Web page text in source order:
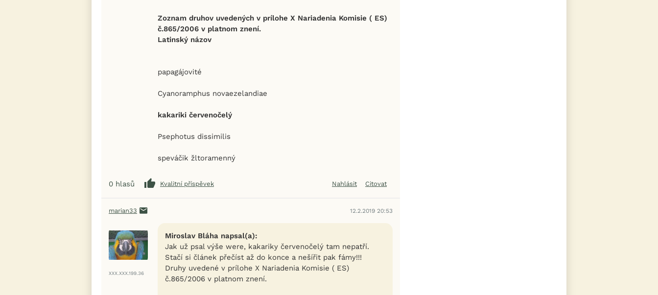
Zoznam druhov uvedených v prílohe X Nariadenia Komisie ( ES)
č.865/2006 v platnom znení.
Latinský názov
papagájovité
Cyanoramphus novaezelandiae
kakariki červenočelý
Psephotus dissimilis
speváčik žltoramenný
0 hlasů Kvalitní příspěvek Nahlásit Citovat
marian33 12.2.2019 20:53
XXX.XXX.199.36
Miroslav Bláha napsal(a):
Jak už psal výše were, kakariky červenočelý tam nepatří.
Stačí si článek přečíst až do konce a nešířit pak fámy!!!
Druhy uvedené v prílohe X Nariadenia Komisie ( ES)
č.865/2006 v platnom znení.